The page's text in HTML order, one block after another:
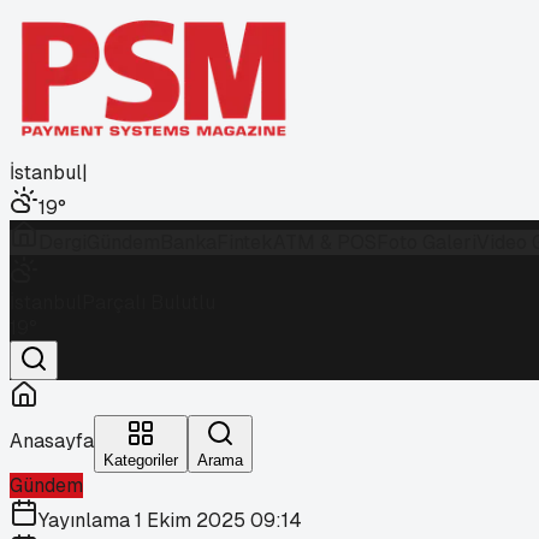
İstanbul|
19°
Anasayfa
Kategoriler Arama
Gündem
Yayınlama1 Ekim 2025 09:14